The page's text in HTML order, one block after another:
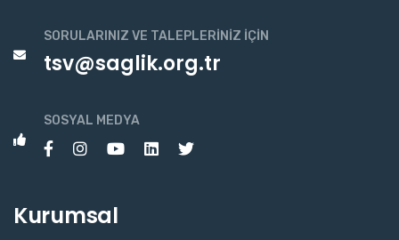
SORULARINIZ VE TALEPLERINIZ İÇIN
tsv@saglik.org.tr
SOSYAL MEDYA
Kurumsal